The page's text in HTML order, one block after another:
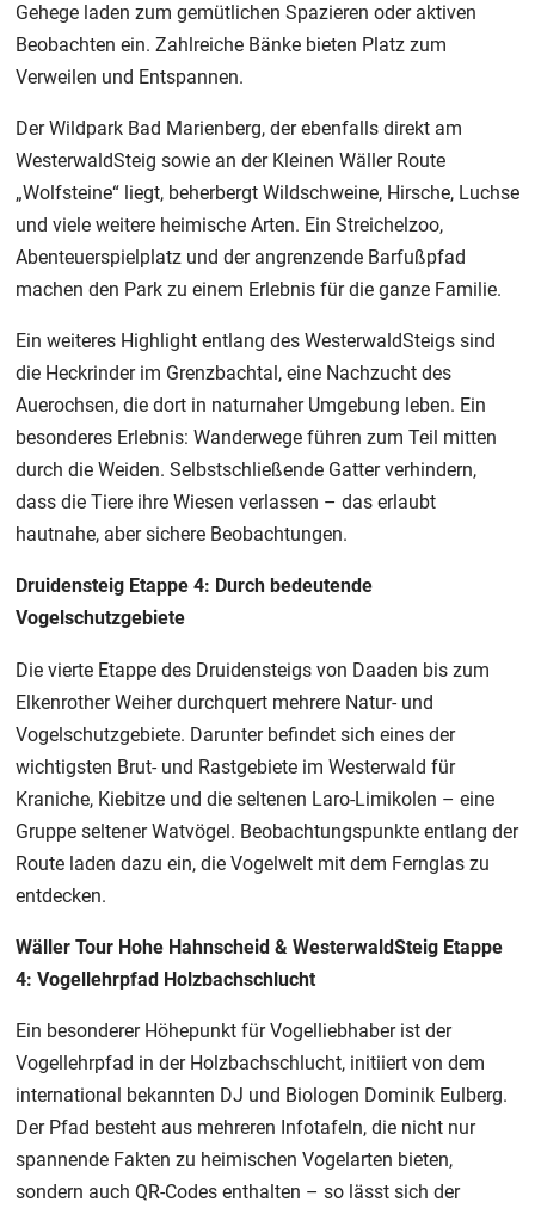
Gehege laden zum gemütlichen Spazieren oder aktiven
Beobachten ein. Zahlreiche Bänke bieten Platz zum
Verweilen und Entspannen.
Der Wildpark Bad Marienberg, der ebenfalls direkt am
WesterwaldSteig sowie an der Kleinen Wäller Route
„Wolfsteine“ liegt, beherbergt Wildschweine, Hirsche, Luchse
und viele weitere heimische Arten. Ein Streichelzoo,
Abenteuerspielplatz und der angrenzende Barfußpfad
machen den Park zu einem Erlebnis für die ganze Familie.
Ein weiteres Highlight entlang des WesterwaldSteigs sind
die Heckrinder im Grenzbachtal, eine Nachzucht des
Auerochsen, die dort in naturnaher Umgebung leben. Ein
besonderes Erlebnis: Wanderwege führen zum Teil mitten
durch die Weiden. Selbstschließende Gatter verhindern,
dass die Tiere ihre Wiesen verlassen – das erlaubt
hautnahe, aber sichere Beobachtungen.
Druidensteig Etappe 4: Durch bedeutende
Vogelschutzgebiete
Die vierte Etappe des Druidensteigs von Daaden bis zum
Elkenrother Weiher durchquert mehrere Natur- und
Vogelschutzgebiete. Darunter befindet sich eines der
wichtigsten Brut- und Rastgebiete im Westerwald für
Kraniche, Kiebitze und die seltenen Laro-Limikolen – eine
Gruppe seltener Watvögel. Beobachtungspunkte entlang der
Route laden dazu ein, die Vogelwelt mit dem Fernglas zu
entdecken.
Wäller Tour Hohe Hahnscheid & WesterwaldSteig Etappe
4: Vogellehrpfad Holzbachschlucht
Ein besonderer Höhepunkt für Vogelliebhaber ist der
Vogellehrpfad in der Holzbachschlucht, initiiert von dem
international bekannten DJ und Biologen Dominik Eulberg.
Der Pfad besteht aus mehreren Infotafeln, die nicht nur
spannende Fakten zu heimischen Vogelarten bieten,
sondern auch QR-Codes enthalten – so lässt sich der